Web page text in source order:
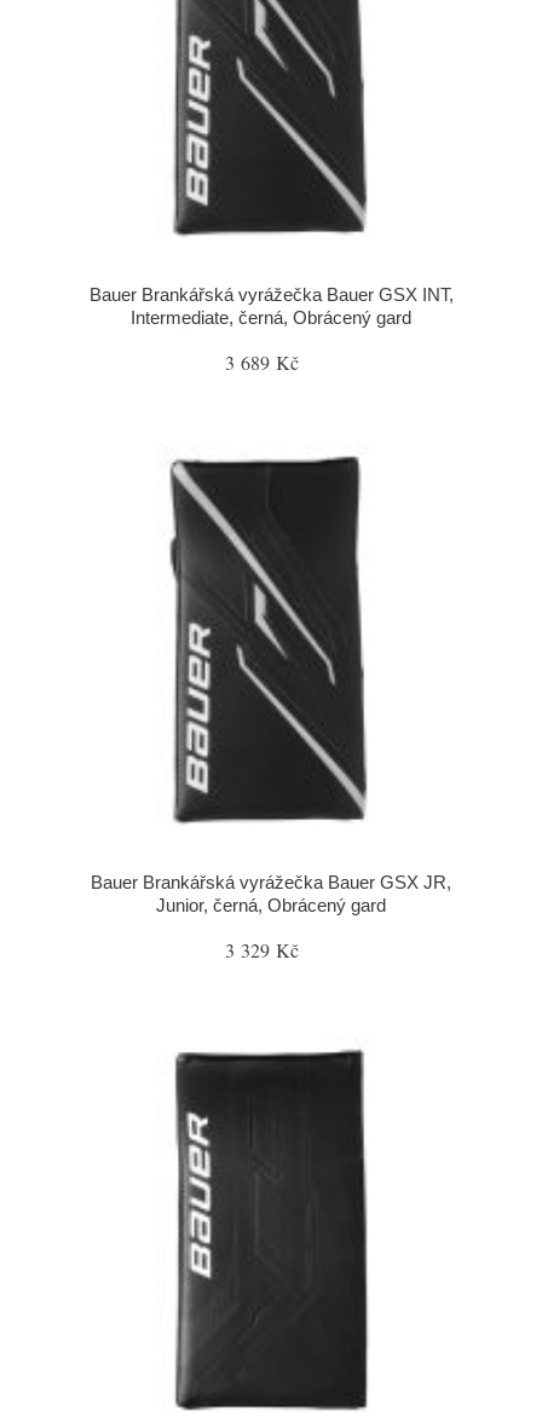
Bauer Brankářská vyrážečka Bauer GSX INT,
Intermediate, černá, Obrácený gard
3 689 Kč
Bauer Brankářská vyrážečka Bauer GSX JR,
Junior, černá, Obrácený gard
3 329 Kč